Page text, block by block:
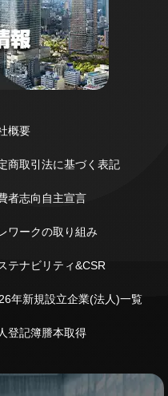
概要
商取引法に基づく表記
者志向自主宣言
ワークの取り組み
テナビリティ&CSR
年新規設立企業(法人)一覧
登記簿謄本取得